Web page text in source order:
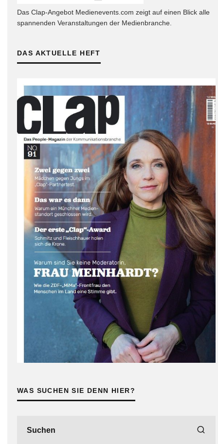
Das Clap-Angebot Medienevents.com zeigt auf einen Blick alle
spannenden Veranstaltungen der Medienbranche.
DAS AKTUELLE HEFT
WAS SUCHEN SIE DENN HIER?